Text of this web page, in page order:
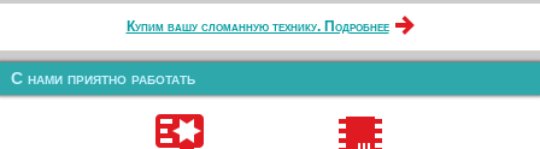
Купим вашу сломанную технику. Подробнее
С нами приятно работать